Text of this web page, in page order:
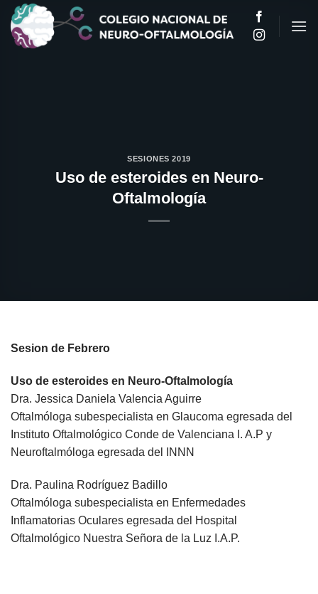
Saltar
contenido
SESIONES 2019
Uso de esteroides en Neuro-
Oftalmología
Sesion de Febrero
Uso de esteroides en Neuro-Oftalmología
Dra. Jessica Daniela Valencia Aguirre
Oftalmóloga subespecialista en Glaucoma egresada del
Instituto Oftalmológico Conde de Valenciana I. A.P y
Neuroftalmóloga egresada del INNN
Dra. Paulina Rodríguez Badillo
Oftalmóloga subespecialista en Enfermedades
Inflamatorias Oculares egresada del Hospital
Oftalmológico Nuestra Señora de la Luz I.A.P.